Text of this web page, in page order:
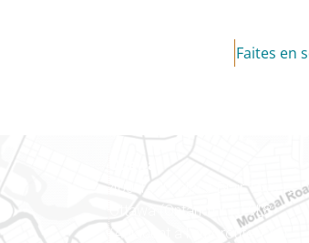
Faites en
Ottawa
400-1420, place Blair Towers
Ottawa (Ontario) K1J 9L8
(Adjacent à l’autoroute 174)